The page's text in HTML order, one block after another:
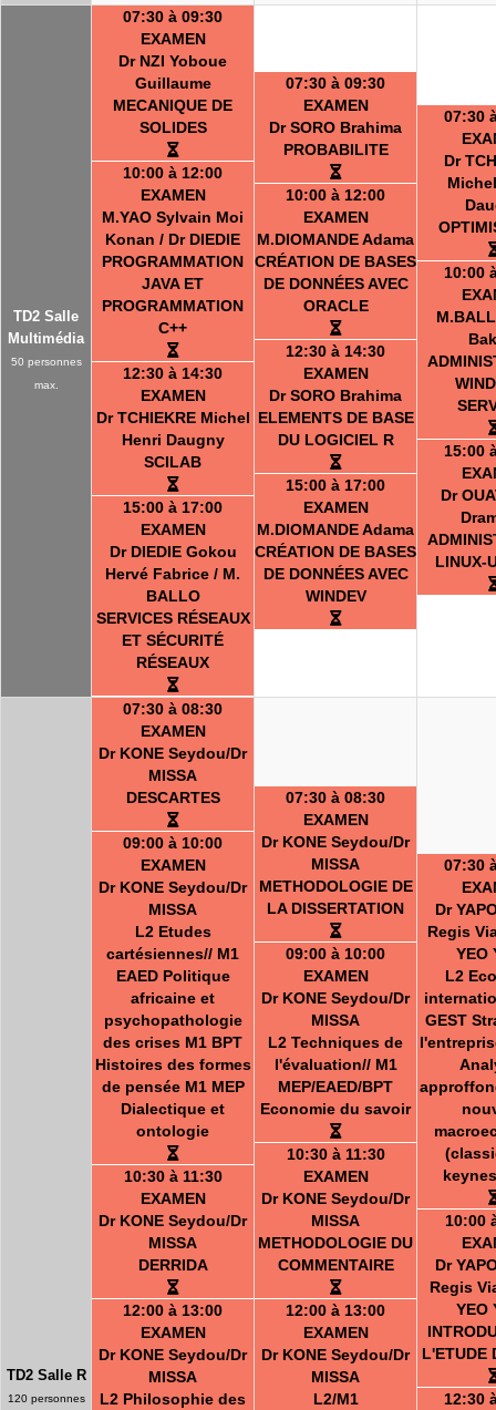
TD2 Salle
Multimédia
50 personnes
max.
07:30 à 09:30
EXAMEN
Dr NZI Yoboue
Guillaume
MECANIQUE DE
SOLIDES
10:00 à 12:00
EXAMEN
M.YAO Sylvain Moi
Konan / Dr DIEDIE
PROGRAMMATION
JAVA ET
PROGRAMMATION
C++
12:30 à 14:30
EXAMEN
Dr TCHIEKRE Michel
Henri Daugny
SCILAB
15:00 à 17:00
EXAMEN
Dr DIEDIE Gokou
Hervé Fabrice / M.
BALLO
SERVICES RÉSEAUX
ET SÉCURITÉ
RÉSEAUX
07:30 à 09:30
EXAMEN
Dr SORO Brahima
PROBABILITE
10:00 à 12:00
EXAMEN
M.DIOMANDE Adama
CRÉATION DE BASES
DE DONNÉES AVEC
ORACLE
12:30 à 14:30
EXAMEN
Dr SORO Brahima
ELEMENTS DE BASE
DU LOGICIEL R
15:00 à 17:00
EXAMEN
M.DIOMANDE Adama
CRÉATION DE BASES
DE DONNÉES AVEC
WINDEV
07:30
Dr
10:00
15:00
Dr
LINUX-
TD2 Salle R
120 personnes
07:30 à 08:30
EXAMEN
Dr KONE Seydou/Dr
MISSA
DESCARTES
09:00 à 10:00
EXAMEN
Dr KONE Seydou/Dr
MISSA
L2 Etudes
cartésiennes// M1
EAED Politique
africaine et
psychopathologie
des crises M1 BPT
Histoires des formes
de pensée M1 MEP
Dialectique et
ontologie
10:30 à 11:30
EXAMEN
Dr KONE Seydou/Dr
MISSA
DERRIDA
12:00 à 13:00
EXAMEN
Dr KONE Seydou/Dr
MISSA
L2 Philosophie des
07:30 à 08:30
EXAMEN
Dr KONE Seydou/Dr
MISSA
METHODOLOGIE DE
LA DISSERTATION
09:00 à 10:00
EXAMEN
Dr KONE Seydou/Dr
MISSA
L2 Techniques de
l'évaluation// M1
MEP/EAED/BPT
Economie du savoir
10:30 à 11:30
EXAMEN
Dr KONE Seydou/Dr
MISSA
METHODOLOGIE DU
COMMENTAIRE
12:00 à 13:00
EXAMEN
Dr KONE Seydou/Dr
MISSA
L2/M1
07:30
Dr
Regis
YEO
L2
GEST
10:00
Dr
Regis
YEO
L'ETUDE
12:30